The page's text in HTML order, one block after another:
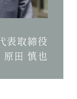
表取締役
原田 慎也